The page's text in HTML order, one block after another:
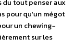
tout penser aux
pour qu’un mégot
un chewing-
sur les